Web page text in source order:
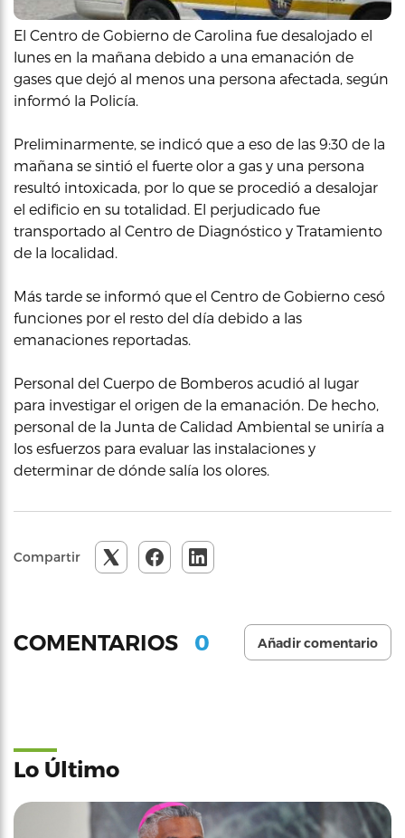
El Centro de Gobierno de Carolina fue desalojado el
lunes en la mañana debido a una emanación de
gases que dejó al menos una persona afectada, según
informó la Policía.
Preliminarmente, se indicó que a eso de las 9:30 de la
mañana se sintió el fuerte olor a gas y una persona
resultó intoxicada, por lo que se procedió a desalojar
el edificio en su totalidad. El perjudicado fue
transportado al Centro de Diagnóstico y Tratamiento
de la localidad.
Más tarde se informó que el Centro de Gobierno cesó
funciones por el resto del día debido a las
emanaciones reportadas.
Personal del Cuerpo de Bomberos acudió al lugar
para investigar el origen de la emanación. De hecho,
personal de la Junta de Calidad Ambiental se uniría a
los esfuerzos para evaluar las instalaciones y
determinar de dónde salía los olores.
Compartir
COMENTARIOS 0 Añadir comentario
Lo Último